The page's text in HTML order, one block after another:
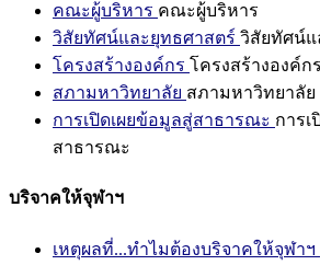
คณะผู้บริหาร คณะผู้บริหาร
วิสัยทัศน์และยุทธศาสตร์ วิสัยทัศน์แ
โครงสร้างองค์กร โครงสร้างองค์กร
สภามหาวิทยาลัย สภามหาวิทยาลัย
การเปิดเผยข้อมูลสู่สาธารณะ การเ
สาธารณะ
บริจาคให้จุฬาฯ
เหตุผลที่...ทำไมต้องบริจาคให้จุฬาฯ